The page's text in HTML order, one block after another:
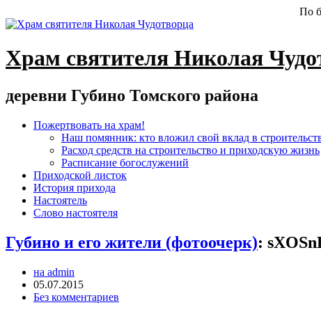
По
Храм святителя Николая
деревни Губино Томского района
Пожертвовать на храм!
Наш помянник: кто вложил свой вклад в
Расход средств на строительство и приходскую жизнь
Расписание богослужений
Приходской листок
История прихода
Настоятель
Слово настоятеля
Губино и его жители (фотоочерк):
на admin
05.07.2015
Без комментариев